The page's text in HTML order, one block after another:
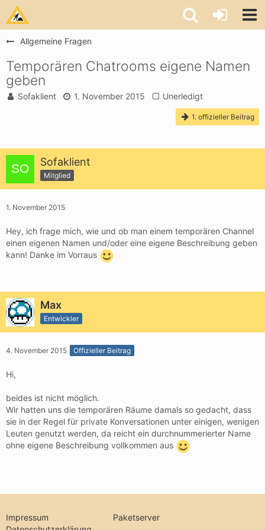
Allgemeine Fragen
Temporären Chatrooms eigene Namen
geben
Sofaklient 1. November 2015 Unerledigt
1. offizieller Beitrag
Sofaklient
Mitglied
1. November 2015
Hey, ich frage mich, wie und ob man einem temporären Channel
einen eigenen Namen und/oder eine eigene Beschreibung geben
kann! Danke im Vorraus
Max
Entwickler
4. November 2015 Offizieller Beitrag
Hi,
beides ist nicht möglich.
Wir hatten uns die temporären Räume damals so gedacht, dass
sie in der Regel für private Konversationen unter einigen, wenigen
Leuten genutzt werden, da reicht ein durchnummerierter Name
ohne eigene Beschreibung vollkommen aus
Impressum
Paketserver